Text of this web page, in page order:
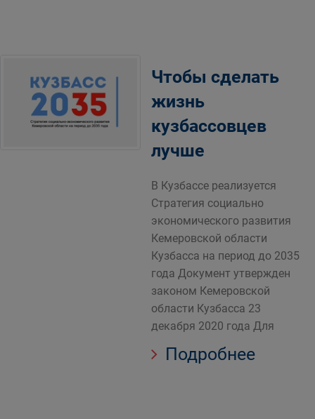
Чтобы сделать
жизнь
кузбассовцев
лучше
В Кузбассе реализуется
Стратегия социально
экономического развития
Кемеровской области
Кузбасса на период до 2035
года Документ утвержден
законом Кемеровской
области Кузбасса 23
декабря 2020 года Для
Подробнее